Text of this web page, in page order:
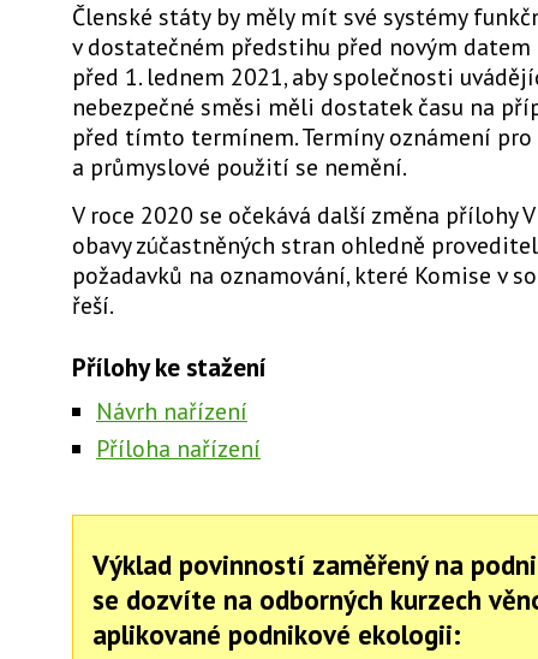
Členské státy by měly mít své systémy
v dostatečném předstihu před novým
před 1. lednem 2021, aby společnosti
nebezpečné směsi měli dostatek času na
před tímto termínem. Termíny oznámení
a průmyslové použití se nemění.
V roce 2020 se očekává další změna přílohy
obavy zúčastněných stran ohledně
požadavků na oznamování, které Komise v
řeší.
Přílohy ke stažení
Návrh nařízení
Příloha nařízení
Výklad povinností zaměřený na
se dozvíte na odborných kurzech
aplikované podnikové ekologii: